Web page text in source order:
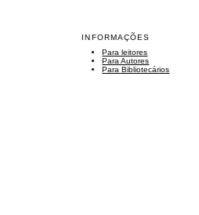
INFORMAÇÕES
Para leitores
Para Autores
Para Bibliotecários